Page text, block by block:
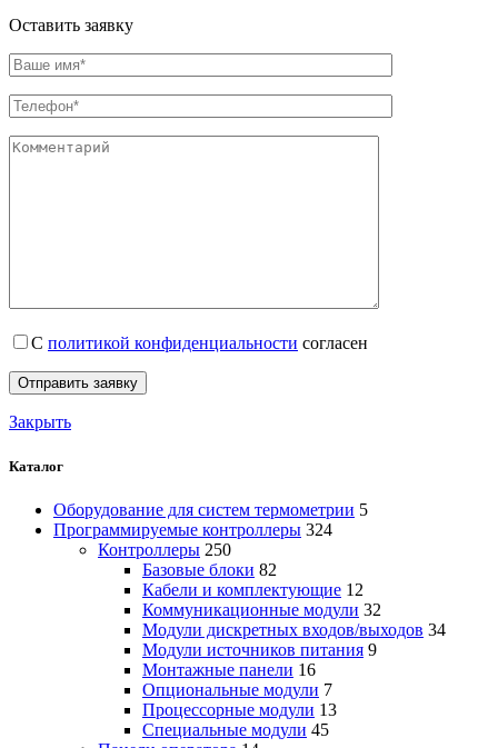
Оставить заявку
С политикой конфиденциальности согласен
Закрыть
Каталог
Оборудование для систем термометрии 5
Программируемые контроллеры 324
Контроллеры 250
Базовые блоки 82
Кабели и комплектующие 12
Коммуникационные модули 32
Модули дискретных входов/выходов 34
Модули источников питания 9
Монтажные панели 16
Опциональные модули 7
Процессорные модули 13
Специальные модули 45